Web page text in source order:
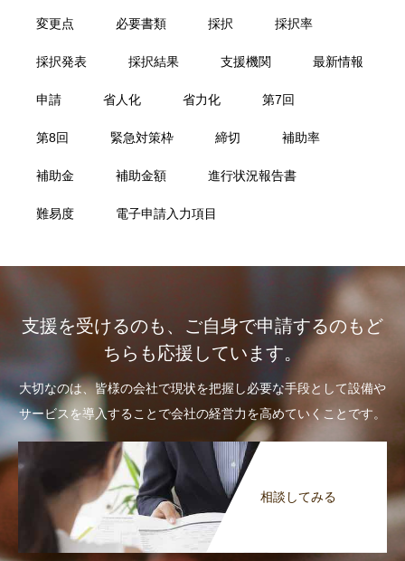
変更点 必要書類 採択 採択率
採択発表 採択結果 支援機関 最新情報
申請 省人化 省力化 第7回
第8回 緊急対策枠 締切 補助率
補助金 補助金額 進行状況報告書
難易度 電子申請入力項目
支援を受けるのも、ご自身で申請するのもど
ちらも応援しています。
大切なのは、皆様の会社で現状を把握し必要な手段として設備や
サービスを導入することで会社の経営力を高めていくことです。
相談してみる